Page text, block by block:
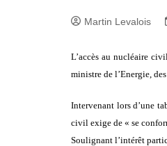
Martin Levalois
L’accès au nucléaire
ministre de l’Energie,
Intervenant lors d’une
civil exige de « se
Soulignant l’intérêt